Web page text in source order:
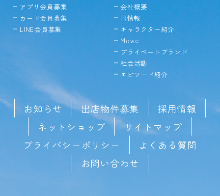
アプリ会員募集
カード会員募集
LINE会員募集
会社概要
IR情報
キャラクター紹介
Movie
プライベートブランド
社会活動
エピソード紹介
お知らせ 出店物件募集
採用情報
ネットショップ
サイトマップ
プライバシーポリシー
よくある質問
お問い合わせ